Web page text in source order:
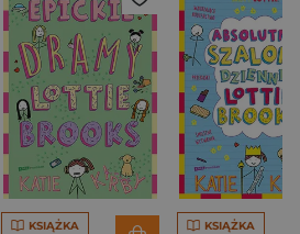
KSIĄŻKA KSIĄŻKA